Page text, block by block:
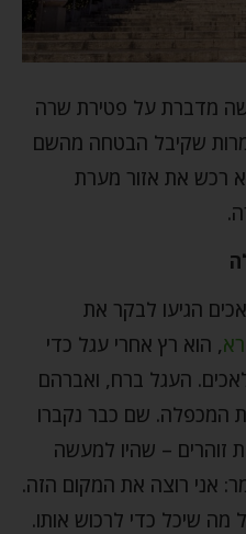
מדברת על פטירת שרה
שקיבל הבטחה מהשם
את אזור מערת
הגיעו לבקר את
, הוא רץ אחרי עגל כדי
העגל ברח, ואברהם
שם כבר נקברו
– שהיו למעשה
רוצה את המקום הזה.
שיכל כדי לרכוש אותו.